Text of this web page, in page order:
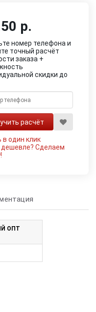
р.
номер телефона и
точный расчёт
заказа +
скидки до
в один клик
дешевле?Сделаем
ОПТ